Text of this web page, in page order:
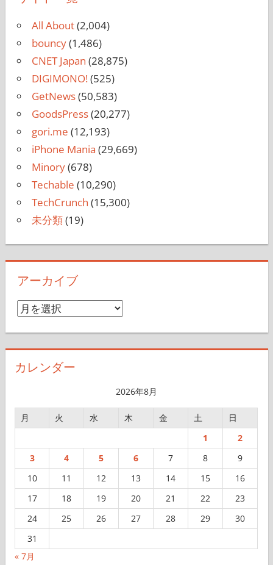
All About(2,004)
bouncy(1,486)
CNET Japan (28,875)
DIGIMONO!(525)
GetNews(50,583)
GoodsPress(20,277)
gori.me (12,193)
iPhone Mania (29,669)
Minory(678)
Techable (10,290)
TechCrunch (15,300)
未分類(19)
アーカイブ
ア
イ
カレンダー
2026年8月
月 火 水 木 金 土
日
1
2
3
4 5 6 7 8
9
10
11 12 13 14 15
16
17
18 19 20 21 22
23
24
25 26 27 28 29
30
31
« 7月